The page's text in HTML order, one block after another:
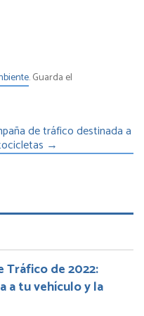
. Guarda el
de tráfico destinada a
→
Tráfico de 2022:
a tu vehículo y la